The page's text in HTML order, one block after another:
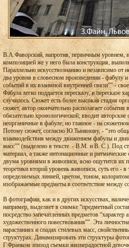
В.А.Фаворский, напротив, первичным уровнем,
композицией же у него была конструкция,
Параллельно искусствознанию и независимо от
два уровня в словесном произведении - фабулу
событий в их взаимной внутренней связи”" -
Фабула легко поддается пересказу, в пересказе
случилось. Сюжет есть более высокая стадия
сюжет, автор окончательно располагает события
обязательно хронологической; вводит
неорганичные в фабуле; но главное - на
Потому сюжет, согласно Ю.Тынянову, - “это
взаимодействия между движением фабулы и
масс”" (выделено в тексте. - В.М. и В. С.). Под
материал, а также интонационные и
двумя уровнями в живописи, ясно ощутится их
теоретики второй уровень живописи, суть его -
определяемых линией, цветом, тоном,
изображаемые предметы в соответствие между
В фотографии, как и в других искусствах,
например, выделяет в снимке “предметный
посредство запечатленных предметов
художественного повествования”". Эта
нарастаниях и спадах стилевых масс,
структурах. Динамизировать эти структуры
Г.Франком эпизод съемки жизнерадостной